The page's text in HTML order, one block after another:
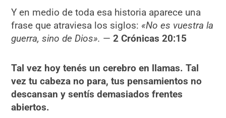
Y en medio de toda esa historia aparece una
frase que atraviesa los siglos: «No es vuestra la
guerra, sino de Dios». —2 Crónicas 20:15
Tal vez hoy tenés un cerebro en llamas. Tal
vez tu cabeza no para, tus pensamientos no
descansan y sentís demasiados frentes
abiertos.